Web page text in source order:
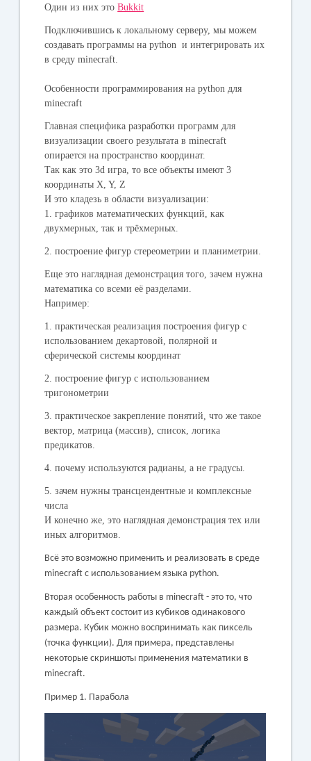
Один из них этоBukkit
Подключившись к локальному серверу, мы можем
создавать программы на python и интегрировать их
в среду minecraft.
Особенности программирования на python для
minecraft
Главная специфика разработки программ для
визуализации своего результата в minecraft
опирается на пространство координат.
Так как это 3d игра, то все объекты имеют 3
координаты X, Y, Z
И это кладезь в области визуализации:
1. графиков математических функций, как
двухмерных, так и трёхмерных.
2. построение фигур стереометрии и планиметрии.
Еще это наглядная демонстрация того, зачем нужна
математика со всеми её разделами.
Например:
1. практическая реализация построения фигур с
использованием декартовой, полярной и
сферической системы координат
2. построение фигур с использованием
тригонометрии
3. практическое закрепление понятий, что же такое
вектор, матрица (массив), список, логика
предикатов.
4. почему используются радианы, а не градусы.
5. зачем нужны трансцендентные и комплексные
числа
И конечно же, это наглядная демонстрация тех или
иных алгоритмов.
Всё это возможно применить и реализовать в среде
minecraft с использованием языка python.
Вторая особенность работы в minecraft - это то, что
каждый объект состоит из кубиков одинакового
размера. Кубик можно воспринимать как пиксель
(точка функции).Для примера, представлены
некоторые скриншоты применения математики в
minecraft.
Пример 1. Парабола